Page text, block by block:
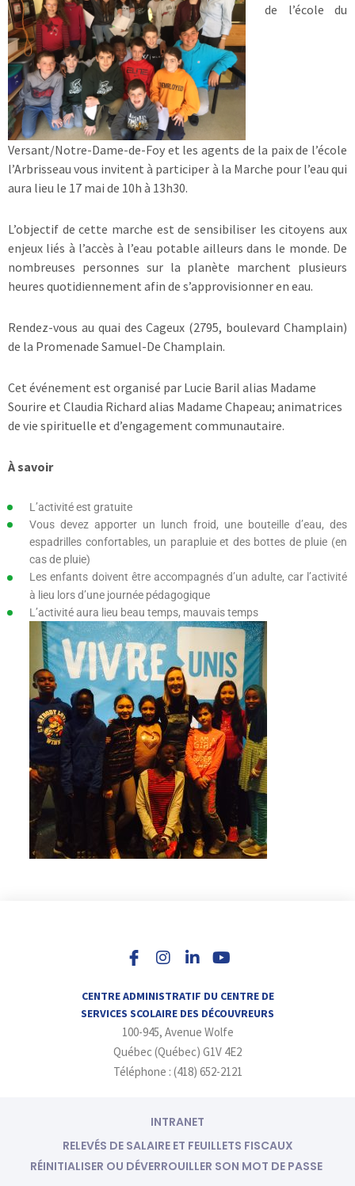
de l’école du
Versant/Notre-Dame-de-Foy et les agents de la paix de l’école
l’Arbrisseau vous invitent à participer à la Marche pour l’eau qui
aura lieu le 17 mai de 10h à 13h30.
L’objectif de cette marche est de sensibiliser les citoyens aux
enjeux liés à l’accès à l’eau potable ailleurs dans le monde. De
nombreuses personnes sur la planète marchent plusieurs
heures quotidiennement afin de s’approvisionner en eau.
Rendez-vous au quai des Cageux (2795, boulevard Champlain)
de la Promenade Samuel-De Champlain.
Cet événement est organisé par Lucie Baril alias Madame
Sourire et Claudia Richard alias Madame Chapeau; animatrices
de vie spirituelle et d’engagement communautaire.
À savoir
L’activité est gratuite
Vous devez apporter un lunch froid, une bouteille d’eau, des
espadrilles confortables, un parapluie et des bottes de pluie (en
cas de pluie)
Les enfants doivent être accompagnés d’un adulte, car l’activité
à lieu lors d’une journée pédagogique
L’activité aura lieu beau temps, mauvais temps
s
g
r
a
m
n
d
i
n
-
i
n
u
b
e
CENTRE ADMINISTRATIF DU CENTRE DE
SERVICES SCOLAIRE DES DÉCOUVREURS
100-945, Avenue Wolfe
Québec (Québec) G1V 4E2
Téléphone : (418) 652-2121
INTRANET
RELEVÉS DE SALAIRE ET FEUILLETS FISCAUX
RÉINITIALISER OU DÉVERROUILLER SON MOT DE PASSE